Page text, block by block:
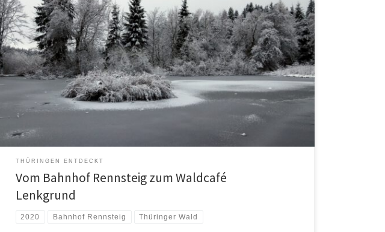
www.waldcafe-lenkgrund.de
THÜRINGEN ENTDECKT
Vom Bahnhof Rennsteig zum Waldcafé
Lenkgrund
2020 Bahnhof Rennsteig Thüringer Wald